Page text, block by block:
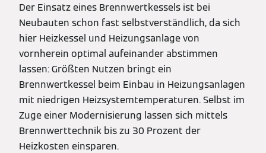
Der Einsatz eines Brennwertkessels ist bei
Neubauten schon fast selbstverständlich, da sich
hier Heizkessel und Heizungsanlage von
vornherein optimal aufeinander abstimmen
lassen: Größten Nutzen bringt ein
Brennwertkessel beim Einbau in Heizungsanlagen
mit niedrigen Heizsystemtemperaturen. Selbst im
Zuge einer Modernisierung lassen sich mittels
Brennwerttechnik bis zu 30 Prozent der
Heizkosten einsparen.